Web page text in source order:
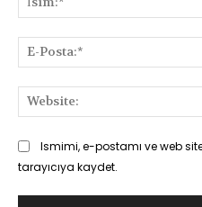
Ismimi, e-postamı ve web
tarayıcıya kaydet.